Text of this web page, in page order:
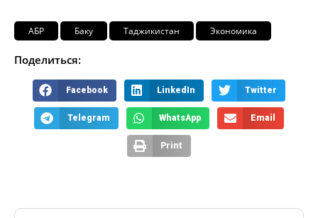
АБР Баку Таджикистан Экономика
Поделиться:
Facebook LinkedIn Twitter
Telegram WhatsApp Email
Print